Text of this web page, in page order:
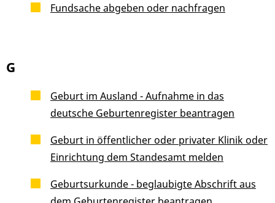
Fundsache abgeben oder nachfragen
G
Geburt im Ausland - Aufnahme in das
deutsche Geburtenregister beantragen
Geburt in öffentlicher oder privater Klinik oder
Einrichtung dem Standesamt melden
Geburtsurkunde - beglaubigte Abschrift aus